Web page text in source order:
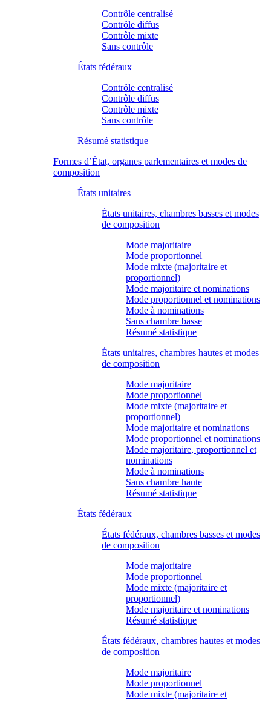
Contrôle centralisé
Contrôle diffus
Contrôle mixte
Sans contrôle
États fédéraux
Contrôle centralisé
Contrôle diffus
Contrôle mixte
Sans contrôle
Résumé statistique
Formes d’État, organes parlementaires et modes de
composition
États unitaires
États unitaires, chambres basses et modes
de composition
Mode majoritaire
Mode proportionnel
Mode mixte (majoritaire et
proportionnel)
Mode majoritaire et nominations
Mode proportionnel et nominations
Mode à nominations
Sans chambre basse
Résumé statistique
États unitaires, chambres hautes et modes
de composition
Mode majoritaire
Mode proportionnel
Mode mixte (majoritaire et
proportionnel)
Mode majoritaire et nominations
Mode proportionnel et nominations
Mode majoritaire, proportionnel et
nominations
Mode à nominations
Sans chambre haute
Résumé statistique
États fédéraux
États fédéraux, chambres basses et modes
de composition
Mode majoritaire
Mode proportionnel
Mode mixte (majoritaire et
proportionnel)
Mode majoritaire et nominations
Résumé statistique
États fédéraux, chambres hautes et modes
de composition
Mode majoritaire
Mode proportionnel
Mode mixte (majoritaire et